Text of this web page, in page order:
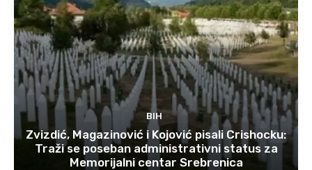
BIH
Zvizdić, Magazinović i Kojović pisali Crishocku:
Traži se poseban administrativni status za
Memorijalni centar Srebrenica